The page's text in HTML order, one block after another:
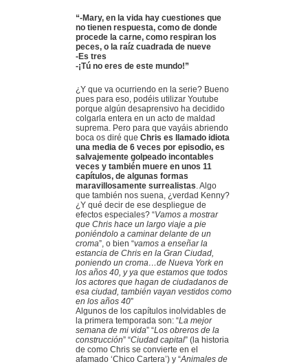
“-Mary, en la vida hay cuestiones que
no tienen respuesta, como de donde
procede la carne, como respiran los
peces, o la raíz cuadrada de nueve
-Es tres
-¡Tú no eres de este mundo!”
¿Y que va ocurriendo en la serie? Bueno
pues para eso, podéis utilizar Youtube
porque algún desaprensivo ha decidido
colgarla entera en un acto de maldad
suprema. Pero para que vayáis abriendo
boca os diré que Chris es llamado idiota
una media de 6 veces por episodio, es
salvajemente golpeado incontables
veces y también muere en unos 11
capítulos, de algunas formas
maravillosamente surrealistas. Algo
que también nos suena, ¿verdad Kenny?
¿Y qué decir de ese despliegue de
efectos especiales? “Vamos a mostrar
que Chris hace un largo viaje a pie
poniéndolo a caminar delante de un
croma”, o bien “vamos a enseñar la
estancia de Chris en la Gran Ciudad,
poniendo un croma…de Nueva York en
los años 40, y ya que estamos que todos
los actores que hagan de ciudadanos de
esa ciudad, también vayan vestidos como
en los años 40”
Algunos de los capítulos inolvidables de
la primera temporada son: “La mejor
semana de mi vida” “Los obreros de la
construcción” “Ciudad capital” (la historia
de como Chris se convierte en el
afamado ‘Chico Cartera’) y “Animales de